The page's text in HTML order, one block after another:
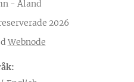
- Åland
2026
Webnode